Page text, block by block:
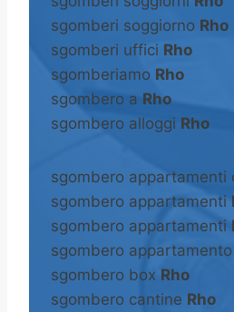
sgomberi soggiorno Rho
sgomberi uffici Rho
sgomberiamo Rho
sgombero a Rho
sgombero alloggi Rho
sgombero appartamenti
sgombero appartamenti
sgombero appartamenti
sgombero appartamento
sgombero box Rho
sgombero cantine Rho